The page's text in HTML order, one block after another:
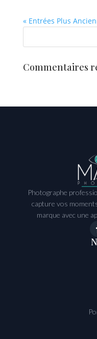
« Entrées Plus
Commentaires
Photographe
capture vos
marque avec une